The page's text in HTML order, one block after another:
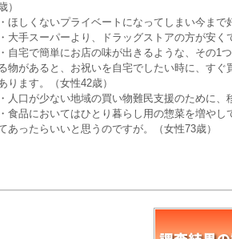
）
・ほしくないプライベートになってしまい今ま
・大手スーパーより、ドラッグストアの方が安
・自宅で簡単にお店の味が出きるような、その1
物があると、お祝いを自宅でしたい時に、す
ります。（女性42歳）
・人口が少ない地域の買い物難民支援のために
・食品においてはひとり暮らし用の惣菜を増や
あったらいいと思うのですが。（女性73歳）